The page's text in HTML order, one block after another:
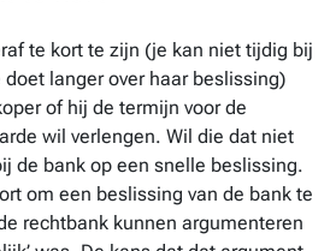
te kort te zijn (je kan niet tijdig bij
langer over haar beslissing)
of hij de termijn voor de
wil verlengen. Wil die dat niet
de bank op een snelle beslissing.
om een beslissing van de bank te
rechtbank kunnen argumenteren